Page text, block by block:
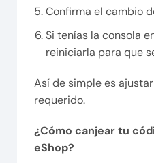
Confirma el cambio
Si tenías la consola
reiniciarla para que
Así de simple es
requerido.
¿Cómo canjear tu
eShop?